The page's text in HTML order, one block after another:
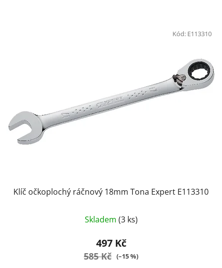
Klíč očkoplochý ráčnový 18mm Tona Expert E113310
Skladem (3 ks)
497 Kč
585 Kč (–15 %)
Kód: E113310